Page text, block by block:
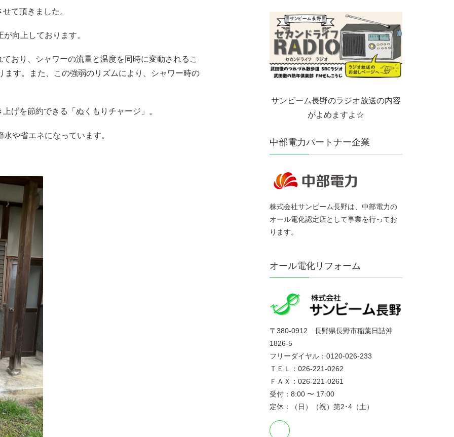
て頂きました。
向上しております。
おり、シャワーの流量と温度を同時に変動されるこ
す。また、この強弱のリズムにより、シャワー時の
げを節約できる「ぬくもりチャージ」。
や省エネになっています。
サンビーム長野のラジオ放送の内容
がよめますよ☆
中部電力パートナー企業
株式会社サンビーム長野は、中部電力の
オール電化認定店として事業を行ってお
ります。
オール電化リフォーム
〒380-0912 長野県長野市稲葉日詰沖
1826-5
フリーダイヤル：0120-026-233
ＴＥＬ：026-221-0262
ＦＡＸ：026-221-0261
受付：8:00 〜 17:00
定休：（日）（祝）第2･4（土）